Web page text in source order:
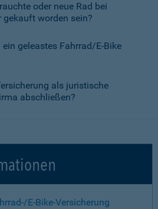
oder neue Rad bei
gekauft worden sein?
geleastes Fahrrad/E-Bike
als juristische
abschließen?
E-Bike-Versicherung